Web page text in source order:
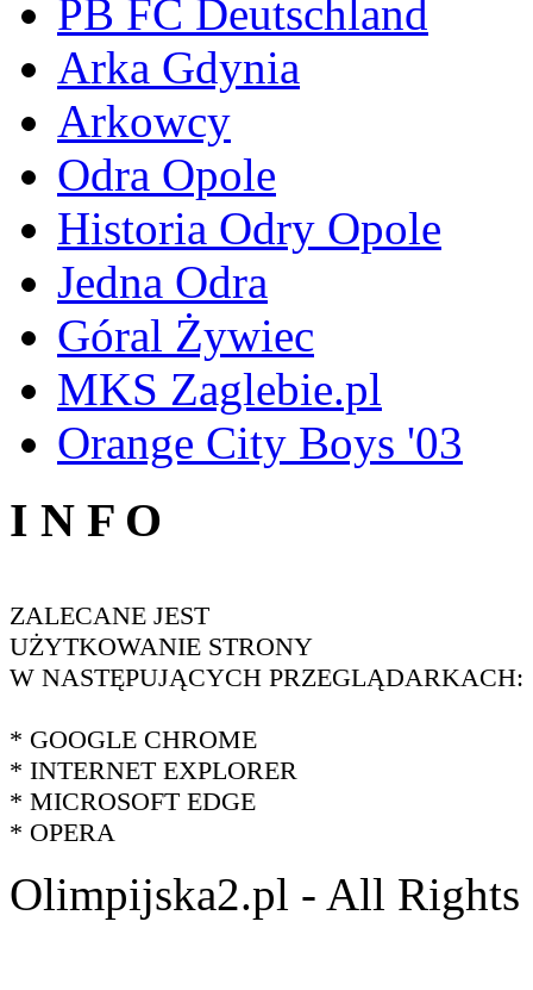
PB FC Deutschland
Arka Gdynia
Arkowcy
Odra Opole
Historia Odry Opole
Jedna Odra
Góral Żywiec
MKS Zaglebie.pl
Orange City Boys '03
I N F O
ZALECANE JEST
UŻYTKOWANIE STRONY
W NASTĘPUJĄCYCH PRZEGLĄDARKACH:
* GOOGLE CHROME
* INTERNET EXPLORER
* MICROSOFT EDGE
* OPERA
Olimpijska2.pl - All Rights